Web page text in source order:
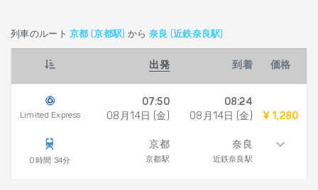
列車のルート 京都 (京都駅) から 奈良 (近鉄奈良駅)
出発 到着 価格
Limited Express
0時間 34分
07:50
08月14日 (金)
京都
京都駅
08:24
08月14日 (金)
奈良
近鉄奈良駅
¥ 1,280